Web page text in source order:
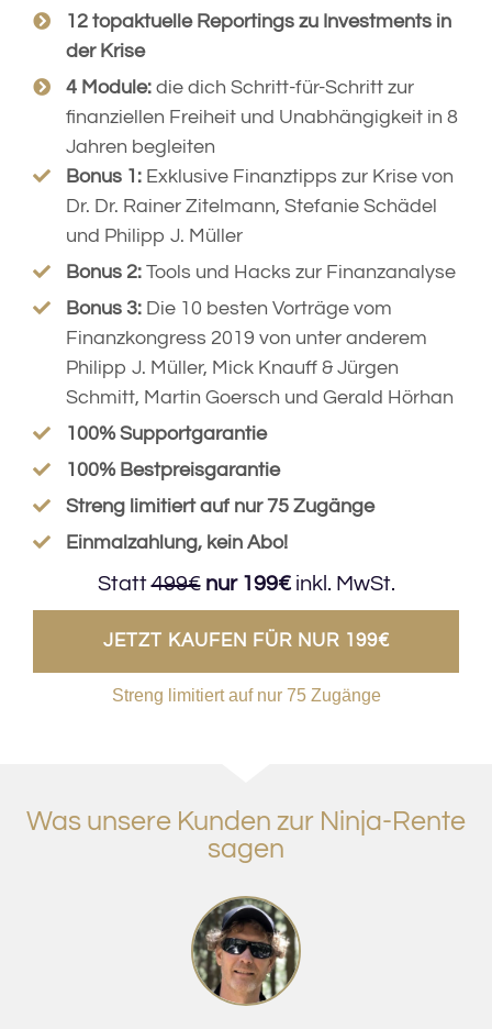
12 topaktuelle Reportings zu Investments in
der Krise
4 Module: die dich Schritt-für-Schritt zur
finanziellen Freiheit und Unabhängigkeit in 8
Jahren begleiten
Bonus 1: Exklusive Finanztipps zur Krise von
Dr. Dr. Rainer Zitelmann, Stefanie Schädel
und Philipp J. Müller
Bonus 2: Tools und Hacks zur Finanzanalyse
Bonus 3: Die 10 besten Vorträge vom
Finanzkongress 2019 von unter anderem
Philipp J. Müller, Mick Knauff & Jürgen
Schmitt, Martin Goersch und Gerald Hörhan
100% Supportgarantie
100% Bestpreisgarantie
Streng limitiert auf nur 75 Zugänge
Einmalzahlung, kein Abo!
Statt499€ nur 199€inkl. MwSt.
JETZT KAUFEN FÜR NUR 199€
Streng limitiert auf nur 75 Zugänge
Was unsere Kunden zur Ninja-Rente
sagen